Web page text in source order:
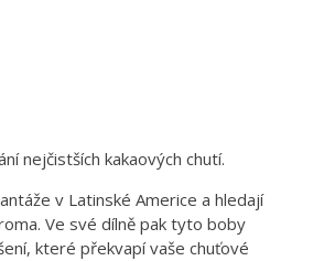
nejčistších kakaových chutí.
v Latinské Americe a hledají
Ve své dílně pak tyto boby
které překvapí vaše chuťové